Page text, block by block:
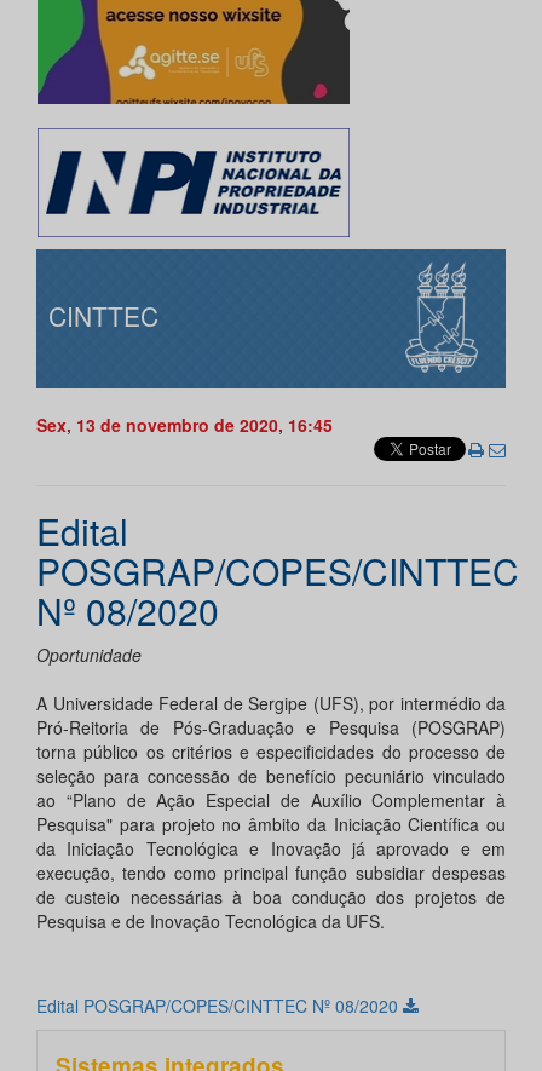
CINTTEC
Sex, 13 de novembro de 2020, 16:45
Edital
POSGRAP/COPES/CINTTEC
Nº 08/2020
Oportunidade
A Universidade Federal de Sergipe (UFS), por intermédio da
Pró-Reitoria de Pós-Graduação e Pesquisa (POSGRAP)
torna público os critérios e especificidades do processo de
seleção para concessão de benefício pecuniário vinculado
ao “Plano de Ação Especial de Auxílio Complementar à
Pesquisa" para projeto no âmbito da Iniciação Científica ou
da Iniciação Tecnológica e Inovação já aprovado e em
execução, tendo como principal função subsidiar despesas
de custeio necessárias à boa condução dos projetos de
Pesquisa e de Inovação Tecnológica da UFS.
Edital POSGRAP/COPES/CINTTEC Nº 08/2020